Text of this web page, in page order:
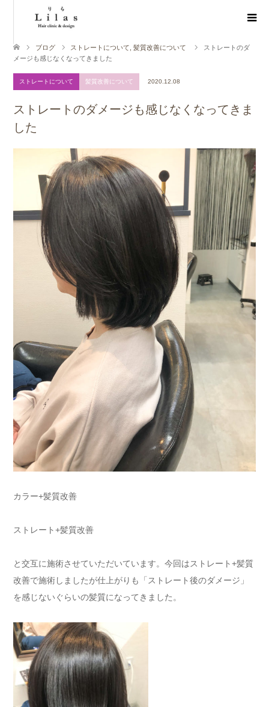
ブログ ストレートについて 髪質改善について
ストレートのダ
メージも感じなくなってきました
ストレートについて 髪質改善について 2020.12.08
ストレートのダメージも感じなくなってきま
した
カラー+髪質改善
ストレート+髪質改善
と交互に施術させていただいています。今回はストレート+髪質
改善で施術しましたが仕上がりも「ストレート後のダメージ」
を感じないぐらいの髪質になってきました。